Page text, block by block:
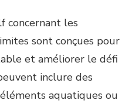
concernant les
sont conçues pour
et améliorer le défi
inclure des
aquatiques ou